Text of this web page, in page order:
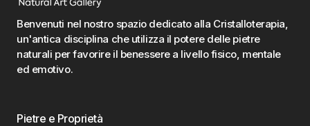
Benvenuti nel nostro spazio dedicato alla Cristalloterapia,
un'antica disciplina che utilizza il potere delle pietre
naturali per favorire il benessere a livello fisico, mentale
ed emotivo.
Pietre e Proprietà